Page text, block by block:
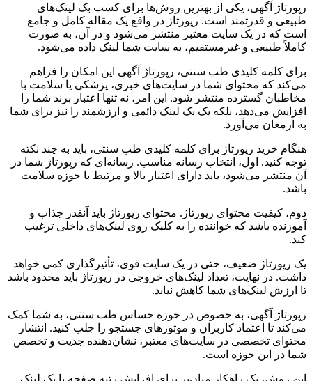
رپورتاژ آگهی، یکی از بهترین روش‌ها برای کسب بک لینک‌های
طبیعی و قدرتمند است. رپورتاژ در واقع یک مقاله کامل و جامع
است که در یک سایت معتبر منتشر می‌شود و در آن، به صورت
کاملاً طبیعی و غیرمستقیم، به سایت شما لینک داده می‌شود.
برای کلمه کلیدی طب سنتی، رپورتاژ آگهی این امکان را فراهم
می‌کند که محتوای شما در سایت‌های خبری، پزشکی یا سلامت با
مخاطبان گسترده منتشر شود. این امر، نه تنها اعتبار برند شما را
افزایش می‌دهد، بلکه یک بک لینک دائمی و ارزشمند را نیز برای شما
به ارمغان می‌آورد.
هنگام خرید رپورتاژ برای کلمه کلیدی طب سنتی، باید به چند نکته
توجه کنید. اول، انتخاب رسانه مناسب. رسانه‌ای که رپورتاژ شما در
آن منتشر می‌شود، باید دارای اعتبار بالا و مرتبط با حوزه سلامت
باشد.
دوم، کیفیت محتوای رپورتاژ. محتوای رپورتاژ باید آنقدر جذاب و
آموزنده باشد که خواننده را به کلیک روی لینک‌های داخلی ترغیب
کند.
یک رپورتاژ ضعیف، حتی در یک سایت قوی، تأثیرگذاری کمی خواهد
داشت. در نهایت، تعداد لینک‌های خروجی در رپورتاژ باید محدود باشد
تا ارزش لینک‌های شما کاهش نیابد.
رپورتاژ آگهی، به خصوص در حوزه حساس طب سنتی، به شما کمک
می‌کند تا اعتماد کاربران و موتورهای جستجو را جلب کنید. انتشار
محتوای تخصصی در سایت‌های معتبر، نشان‌دهنده جدیت و تخصص
شما در این حوزه است.
این روش، یک راهکار میان‌بر برای افزایش رتبه صفحه با بک لینک